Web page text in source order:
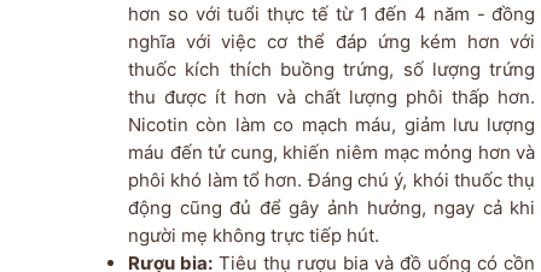
hơn so với tuổi thực tế từ 1 đến 4 năm - đồng
nghĩa với việc cơ thể đáp ứng kém hơn với
thuốc kích thích buồng trứng, số lượng trứng
thu được ít hơn và chất lượng phôi thấp hơn.
Nicotin còn làm co mạch máu, giảm lưu lượng
máu đến tử cung, khiến niêm mạc mỏng hơn và
phôi khó làm tổ hơn. Đáng chú ý, khói thuốc thụ
động cũng đủ để gây ảnh hưởng, ngay cả khi
người mẹ không trực tiếp hút.
Rượu bia:Tiêu thụ rượu bia và đồ uống có cồn